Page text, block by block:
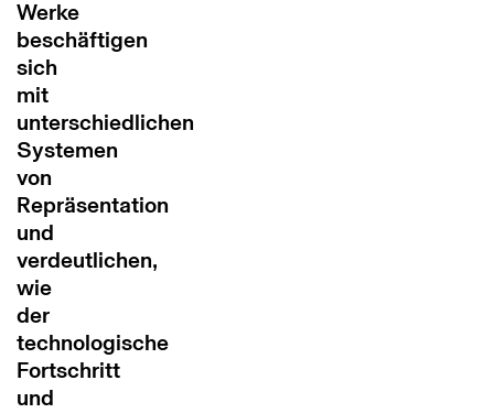
Werke
beschäftigen
sich
mit
unterschiedlichen
Systemen
von
Repräsentation
und
verdeutlichen,
wie
der
technologische
Fortschritt
und